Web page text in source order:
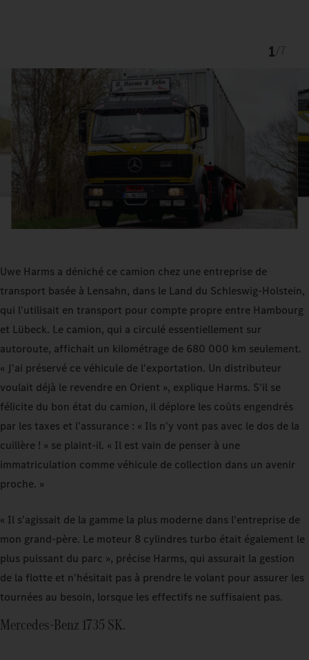
1
Uwe Harms a déniché ce camion chez une entreprise de
transport basée à Lensahn, dans le Land du Schleswig-Holstein,
qui l'utilisait en transport pour compte propre entre Hambourg
et Lübeck. Le camion, qui a circulé essentiellement sur
autoroute, affichait un kilométrage de 680 000 km seulement.
« J'ai préservé ce véhicule de l'exportation. Un distributeur
voulait déjà le revendre en Orient », explique Harms. S'il se
félicite du bon état du camion, il déplore les coûts engendrés
par les taxes et l'assurance : « Ils n'y vont pas avec le dos de la
cuillère ! » se plaint-il. « Il est vain de penser à une
immatriculation comme véhicule de collection dans un avenir
proche. »
« Il s'agissait de la gamme la plus moderne dans l'entreprise de
mon grand-père. Le moteur 8 cylindres turbo était également le
plus puissant du parc », précise Harms, qui assurait la gestion
de la flotte et n'hésitait pas à prendre le volant pour assurer les
tournées au besoin, lorsque les effectifs ne suffisaient pas.
Mercedes-Benz 1735 SK.